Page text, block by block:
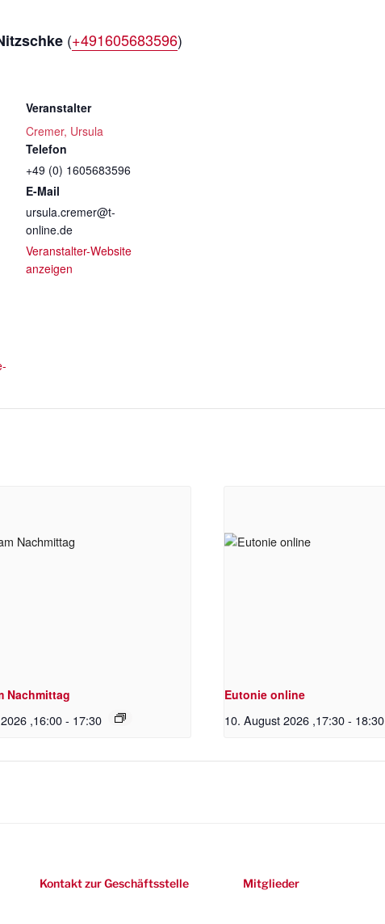
(+491605683596)
Veranstalter
Cremer, Ursula
Telefon
+49 (0) 1605683596
E-Mail
ursula.cremer@t-
online.de
Veranstalter-Website
anzeigen
Nachmittag
,16:00 - 17:30
Eutonie online
10. August 2026 ,17:30- 18:30
Kontakt zur Geschäftsstelle Mitglieder